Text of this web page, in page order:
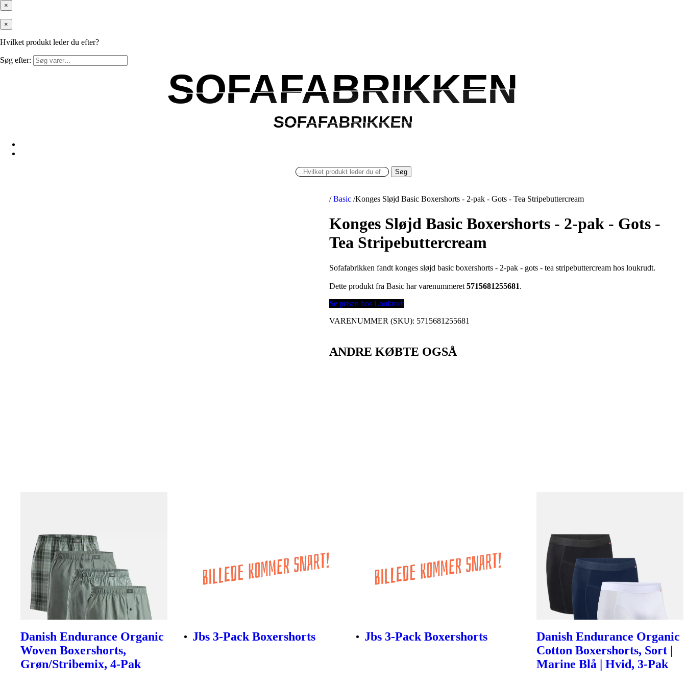
×
×
Hvilket produkt leder du efter?
Søg efter:
SOFAFABRIKKEN
SOFAFABRIKKEN
SOFAFABRIKKEN
SOFAFABRIKKEN
Søg
/ Basic /Konges Sløjd Basic Boxershorts - 2-pak - Gots - Tea Stripebuttercream
Konges Sløjd Basic Boxershorts - 2-pak - Gots -
Tea Stripebuttercream
Sofafabrikken fandt konges sløjd basic boxershorts - 2-pak - gots - tea stripebuttercream hos loukrudt.
Dette produkt fra Basic har varenummeret5715681255681.
Se prisen hos Loukrudt
VARENUMMER (SKU): 5715681255681
ANDRE KØBTE OGSÅ
Danish Endurance Organic
Woven Boxershorts,
Grøn/Stribemix, 4-Pak
Jbs 3-Pack Boxershorts Jbs 3-Pack Boxershorts
Danish Endurance Organic
Cotton Boxershorts, Sort |
Marine Blå | Hvid, 3-Pak